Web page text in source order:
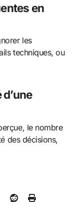
en
les
techniques, ou
le nombre
des décisions,